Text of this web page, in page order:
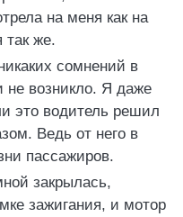
на меня как на
так же.
сомнений в
не возникло. Я даже
это водитель решил
Ведь от него в
пассажиров.
закрылась,
зажигания, и мотор